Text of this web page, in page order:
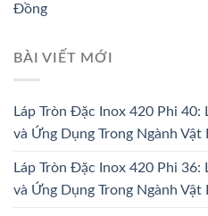
Đồng
BÀI VIẾT MỚI
Láp Tròn Đặc Inox 420 Phi 40:
và Ứng Dụng Trong Ngành Vật
Láp Tròn Đặc Inox 420 Phi 36:
và Ứng Dụng Trong Ngành Vật